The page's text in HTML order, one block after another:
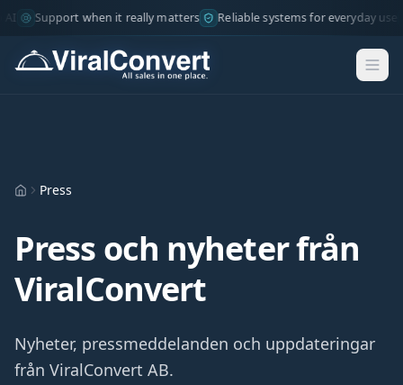
Support when it really matters Reliable systems for everyday use
HemPress
Press och nyheter från
ViralConvert
Nyheter, pressmeddelanden och uppdateringar
från ViralConvert AB.